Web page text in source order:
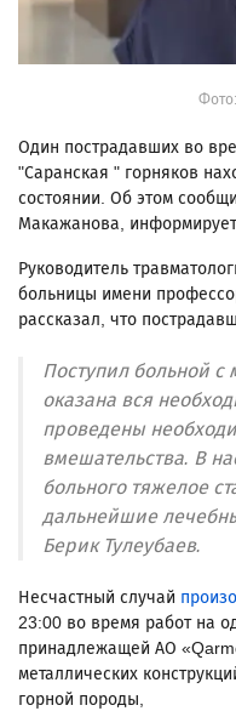
Один пострадавших во
"Саранская " горняков
состоянии. Об этом
Макажанова,
Руководитель
больницы имени
рассказал, что
Поступил больной
оказана вся
проведены
вмешательства. В
больного тяжелое
дальнейшие
Берик Тулеубаев.
Несчастный случай
23:00 во время работ на
принадлежащей АО
металлических
горной породы,